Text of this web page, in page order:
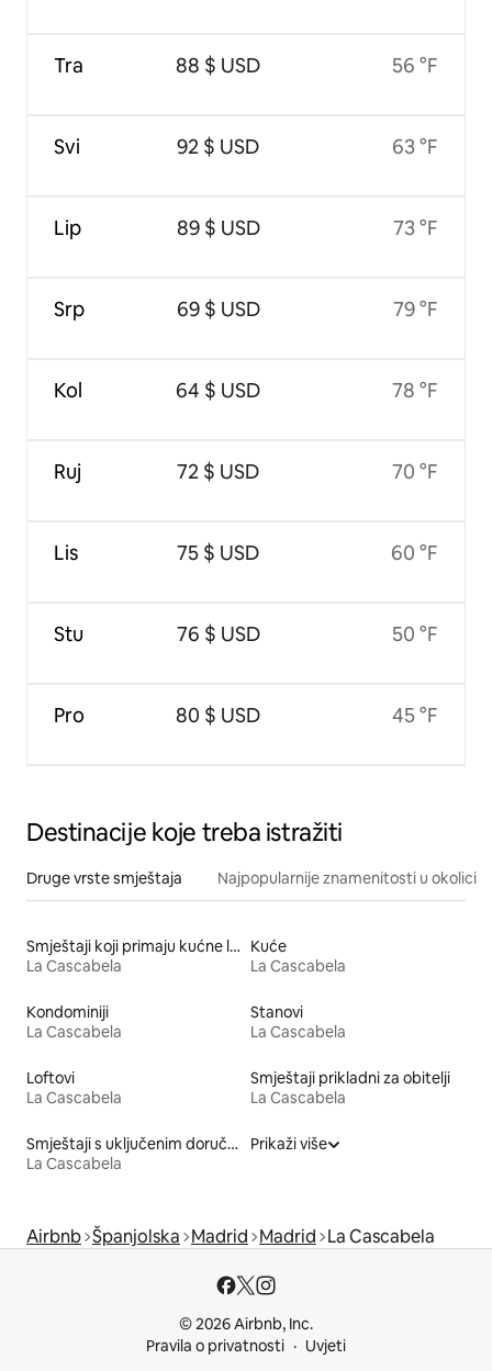
Tra
Svi
Lip
Srp
Kol
Ruj
Lis
Stu
Pro
88 $ USD
92 $ USD
89 $ USD
69 $ USD
64 $ USD
72 $ USD
75 $ USD
76 $ USD
80 $ USD
56 °F
63 °F
73 °F
79 °F
78 °F
70 °F
60 °F
50 °F
45 °F
Destinacije koje treba istražiti
Druge vrste smještaja Najpopularnije znamenitosti u okolici
Smještaji koji primaju kućne ljubimce
La Cascabela
Kuće
La Cascabela
Kondominiji
La Cascabela
Stanovi
La Cascabela
Loftovi
La Cascabela
Smještaji prikladni za obitelji
La Cascabela
Smještaji s uključenim doručkom
La Cascabela
Prikaži više
Airbnb Španjolska Madrid Madrid La Cascabela
© 2026 Airbnb, Inc.
Pravila o privatnosti
Uvjeti